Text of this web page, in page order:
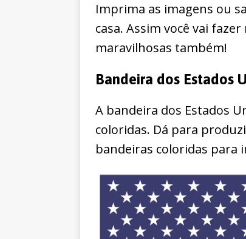
Imprima as imagens ou
casa. Assim você vai
maravilhosas também!
Bandeira dos Estados
A bandeira dos Estados
coloridas. Dá para
bandeiras coloridas para